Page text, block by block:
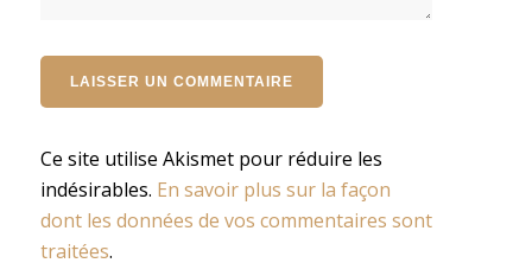
Ce site utilise Akismet pour réduire les
indésirables. En savoir plus sur la façon
dont les données de vos commentaires sont
traitées.